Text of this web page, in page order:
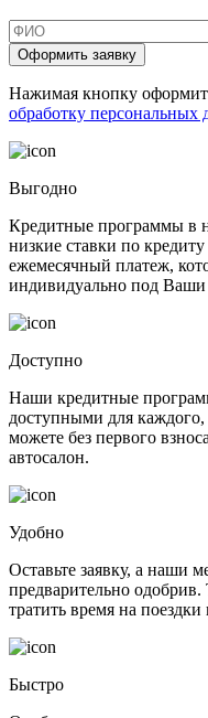
Оформить заявку
Нажимая кнопку
обработку персональных
Выгодно
Кредитные программы в
низкие ставки по
ежемесячный платеж,
индивидуально под
Доступно
Наши кредитные
доступными для
можете без первого
автосалон.
Удобно
Оставьте заявку, а наши
предварительно
тратить время на поездки
Быстро